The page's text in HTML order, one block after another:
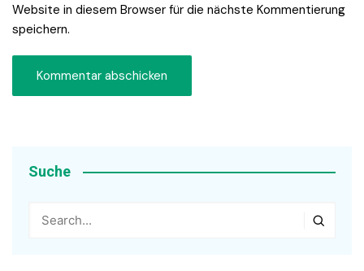
Website in diesem Browser für die nächste Kommentierung
speichern.
Suche